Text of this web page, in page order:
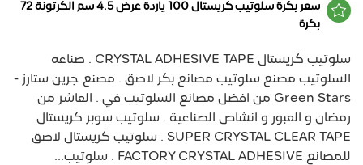
سعر بكرة سلوتيب كريستال 100 ياردة عرض 4.5 سم الكرتونة 72
بكرة
سلوتيب كريستال CRYSTAL ADHESIVE TAPE . صناعه
السلوتيب مصنع سلوتيب مصانع بكر لاصق . مصنع جرين ستارز -
Green Stars من افضل مصانع السلوتيب في . العاشر من
رمضان و العبور و انشاص الصناعية . سلوتيب سوبر كريستال
SUPER CRYSTAL CLEAR TAPE . سلوتيب كريستال لاصق
للمصانع FACTORY CRYSTAL ADHESIVE . سلوتيب...